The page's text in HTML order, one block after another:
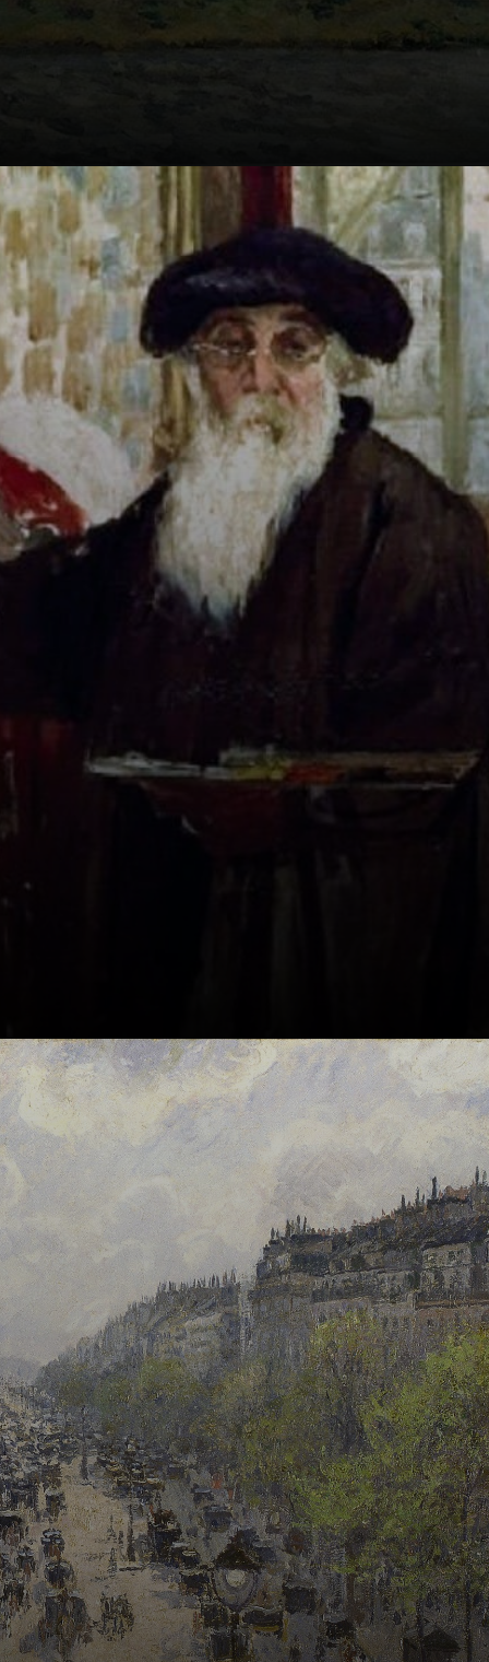
Aos 21, largou o
trampo do pai e foi
pra Venezuela
pintar por 2 anos
com um amigo.
Virou artista
mesmo.
De volta a Paris,
foi pintar a
natureza lá fora,
de uma só vez.
Achava o campo
na França muito
digno de ser
pintado.